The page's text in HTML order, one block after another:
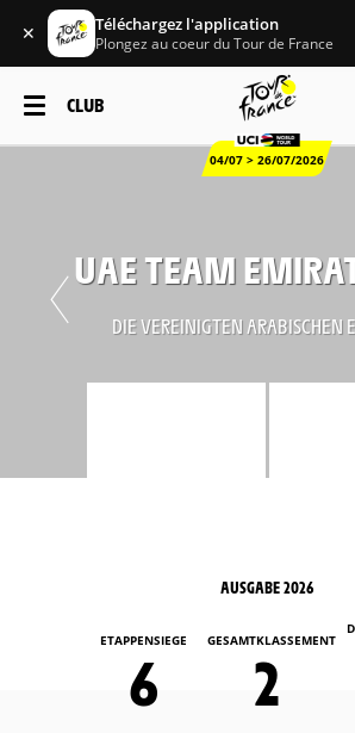
✕ Téléchargez l'application
Plongez au coeur du Tour de France
CLUB
04/07 > 26/07/2026
UAE TEAM
DIE VEREINIGTEN ARABISCHEN
AUSGABE 2026
ETAPPENSIEGE
6
GESAMTKLASSEMENT
2